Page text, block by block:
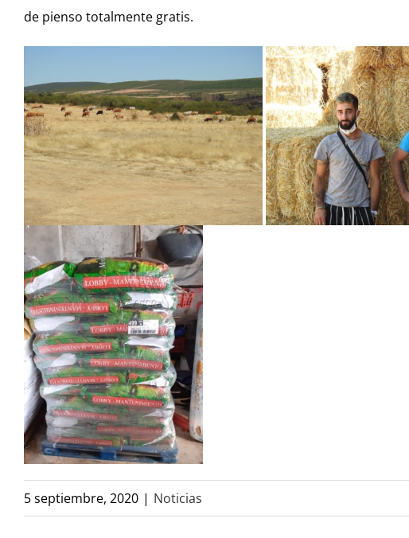
de pienso totalmente gratis.
5 septiembre, 2020 | Noticias